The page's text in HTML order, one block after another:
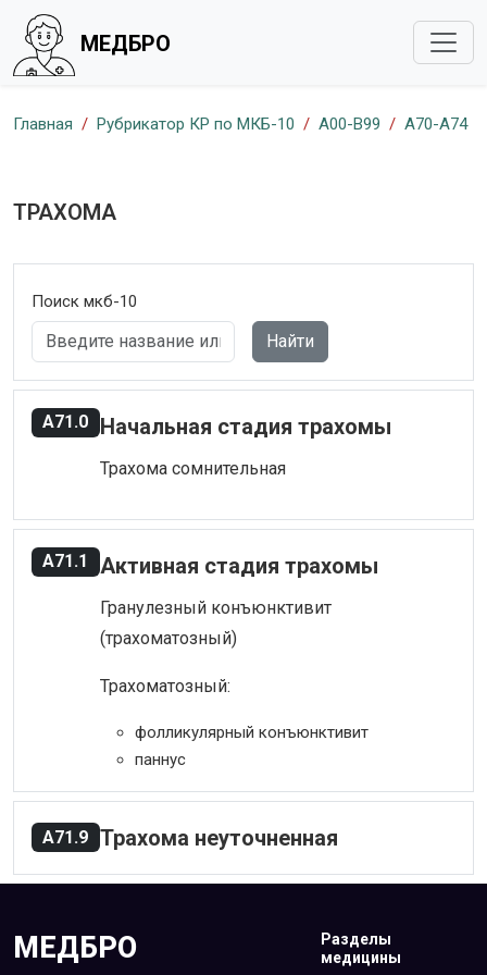
МЕДБРО
Главная Рубрикатор КР по МКБ-10 A00-B99 A70-A74
ТРАХОМА
Поиск мкб-10
Найти
A71.0 Начальная стадия трахомы
Трахома сомнительная
A71.1 Активная стадия трахомы
Гранулезный конъюнктивит
(трахоматозный)
Трахоматозный:
фолликулярный конъюнктивит
паннус
A71.9 Трахома неуточненная
МЕДБРО
Разделы
медицины